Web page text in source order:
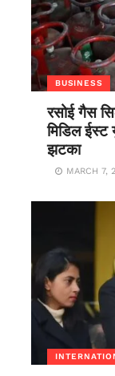
BUSINESS
रसोई गैस
मिडिल ईस्ट
झटका
MARCH 7,